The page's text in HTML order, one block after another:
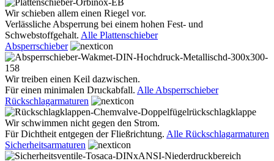
Wir schieben allem einen Riegel vor.
Verlässliche Absperrung bei einem hohen Fest- und
Schwebstoffgehalt. Alle Plattenschieber
Absperrschieber
Wir treiben einen Keil dazwischen.
Für einen minimalen Druckabfall. Alle Absperrschieber
Rückschlagarmaturen
Wir schwimmen nicht gegen den Strom.
Für Dichtheit entgegen der Fließrichtung. Alle Rückschlagarmaturen
Sicherheitsarmaturen